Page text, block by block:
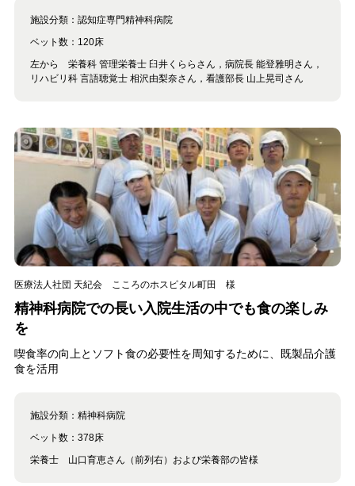
施設分類： 認知症専門精神科病院
ベット数： 120床
左から 栄養科 管理栄養士 臼井くららさん，病院長 能登雅明さん，
リハビリ科 言語聴覚士 相沢由梨奈さん，看護部長 山上晃司さん
医療法人社団 天紀会 こころのホスピタル町田 様
精神科病院での長い入院生活の中でも食の楽しみ
を
喫食率の向上とソフト食の必要性を周知するために、既製品介護
食を活用
施設分類： 精神科病院
ベット数： 378床
栄養士 山口育恵さん（前列右）および栄養部の皆様